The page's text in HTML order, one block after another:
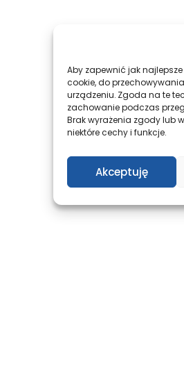
Aby zapewnić jak
cookie, do
urządzeniu. Zgoda na te
zachowanie podczas
Brak wyrażenia zgody lub
niektóre cechy i funkcje.
Akceptuję